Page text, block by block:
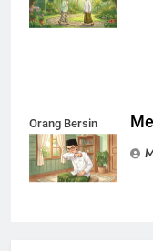
salam
Orang Bersin